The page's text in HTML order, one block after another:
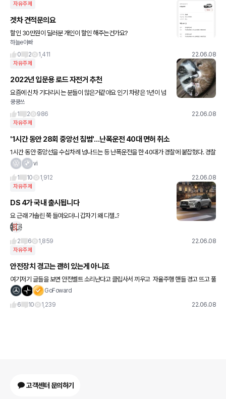
자유주제
겟차 견적문의요
할인 30만원이 딜러분 개인이 할인 해주는건가요?
하늘e아빠
0
2 1,411 22.06.08
자유주제
2022년 입문용 로드 자전거 추천
요즘에 신차 기다리시는 분들이 많은거같아요 인기 차량은 1년이 넘
게 걸린다고 해서 많은 분들이 급하게 중고로 갈아 타시는거같아요
그래도 구매에 여유가 있으신 분들은 로드 자전거 어떠세요!
쿵쿵쓰
1
2 986 22.06.08
자유주제
'1시간 동안 28회 중앙선 침범'…난폭운전 40대 면허 취소
1시간 동안 중앙선을 수십차례 넘나드는 등 난폭운전을 한 40대가 경찰에 붙잡혔다. 경찰
은 해당 운전자의 운전면허를 취소했다. 전북 완주경찰서는 도로교통법상 난폭운전 혐의
vi
1
10 1,912 22.06.08
자유주제
DS 4가 국내 출시됩니다
요 근래 가솔린 쭉 들여오더니 갑자기 왜 디젤..?
2 6 1,859 22.06.08
자유주제
안전장치 경고는 괜히 있는게 아니죠
여기저기 글들을 보면 안전벨트 소리난다고 클립사서 끼우고 ​ 자율주행 핸들 경고 뜨고 풀
린다고 모래주머니 점토 같은거 사서 붙이고 ​ 왜그러는지 이해가 안갑니다 ​ 테슬라 오토파
GoFoward
6
10 1,239 22.06.08
고객센터 문의하기